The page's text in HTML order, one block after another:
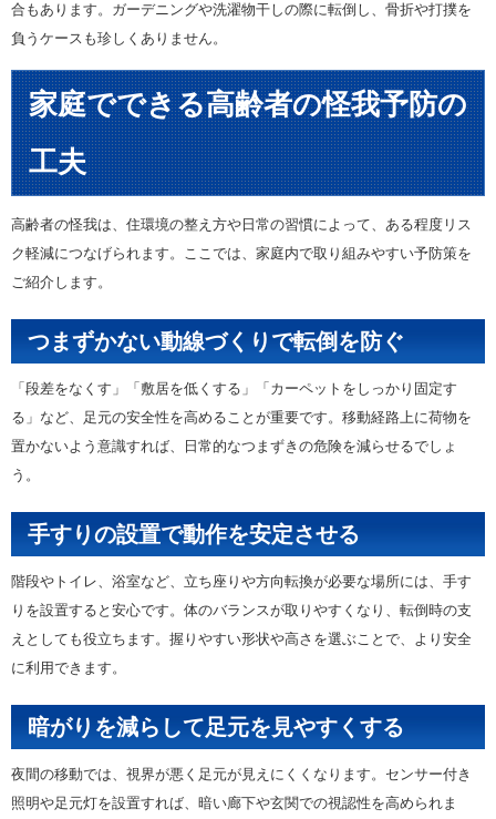
合もあります。ガーデニングや洗濯物干しの際に転倒し、骨折や打撲を
負うケースも珍しくありません。
家庭でできる高齢者の怪我予防の
工夫
高齢者の怪我は、住環境の整え方や日常の習慣によって、ある程度リス
ク軽減につなげられます。ここでは、家庭内で取り組みやすい予防策を
ご紹介します。
つまずかない動線づくりで転倒を防ぐ
「段差をなくす」「敷居を低くする」「カーペットをしっかり固定す
る」など、足元の安全性を高めることが重要です。移動経路上に荷物を
置かないよう意識すれば、日常的なつまずきの危険を減らせるでしょ
う。
手すりの設置で動作を安定させる
階段やトイレ、浴室など、立ち座りや方向転換が必要な場所には、手す
りを設置すると安心です。体のバランスが取りやすくなり、転倒時の支
えとしても役立ちます。握りやすい形状や高さを選ぶことで、より安全
に利用できます。
暗がりを減らして足元を見やすくする
夜間の移動では、視界が悪く足元が見えにくくなります。センサー付き
照明や足元灯を設置すれば、暗い廊下や玄関での視認性を高められま